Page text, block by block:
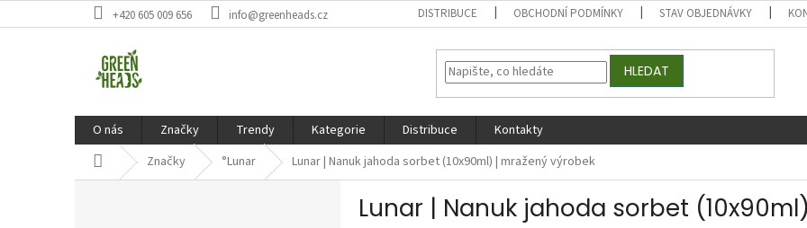
na
+420 605 009 656 info@greenheads.cz DISTRIBUCE OBCHODNÍ PODMÍNKY STAV OBJEDNÁVKY
HLEDAT
O nás Značky Trendy Kategorie Distribuce
Kontakty
Domů Značky °Lunar Lunar | Nanuk jahoda sorbet (10x90ml) | mražený výrobek
Lunar | Nanuk jahoda sorbet